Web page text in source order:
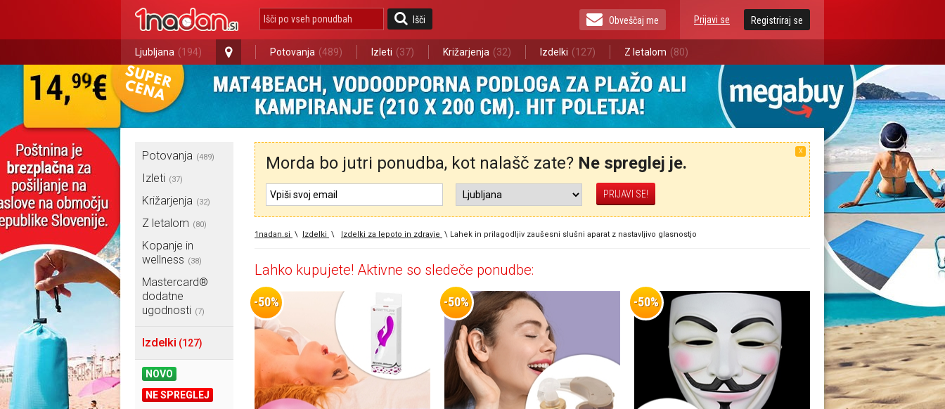
Išči Prijavi se Registriraj se
Obveščaj me
Ljubljana (194) Potovanja (489) Izleti (37) Križarjenja (32) Izdelki (127) Z letalom (80)
Potovanja (489)
Izleti (37)
Križarjenja (32)
Z letalom (80)
Kopanje in
wellness (38)
Mastercard®
dodatne
ugodnosti (7)
Izdelki (127)
NOVO
NE SPREGLEJ
X
Morda bo jutri ponudba, kot nalašč zate? Ne spreglej je.
1nadan.si \ Izdelki \ Izdelki za lepoto in zdravje \ Lahek in prilagodljiv zaušesni slušni aparat z nastavljivo glasnostjo
Lahko kupujete! Aktivne so sledeče ponudbe:
-50% -50% -50%